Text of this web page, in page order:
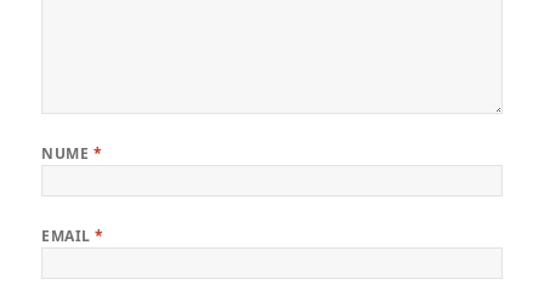
NUME *
EMAIL*